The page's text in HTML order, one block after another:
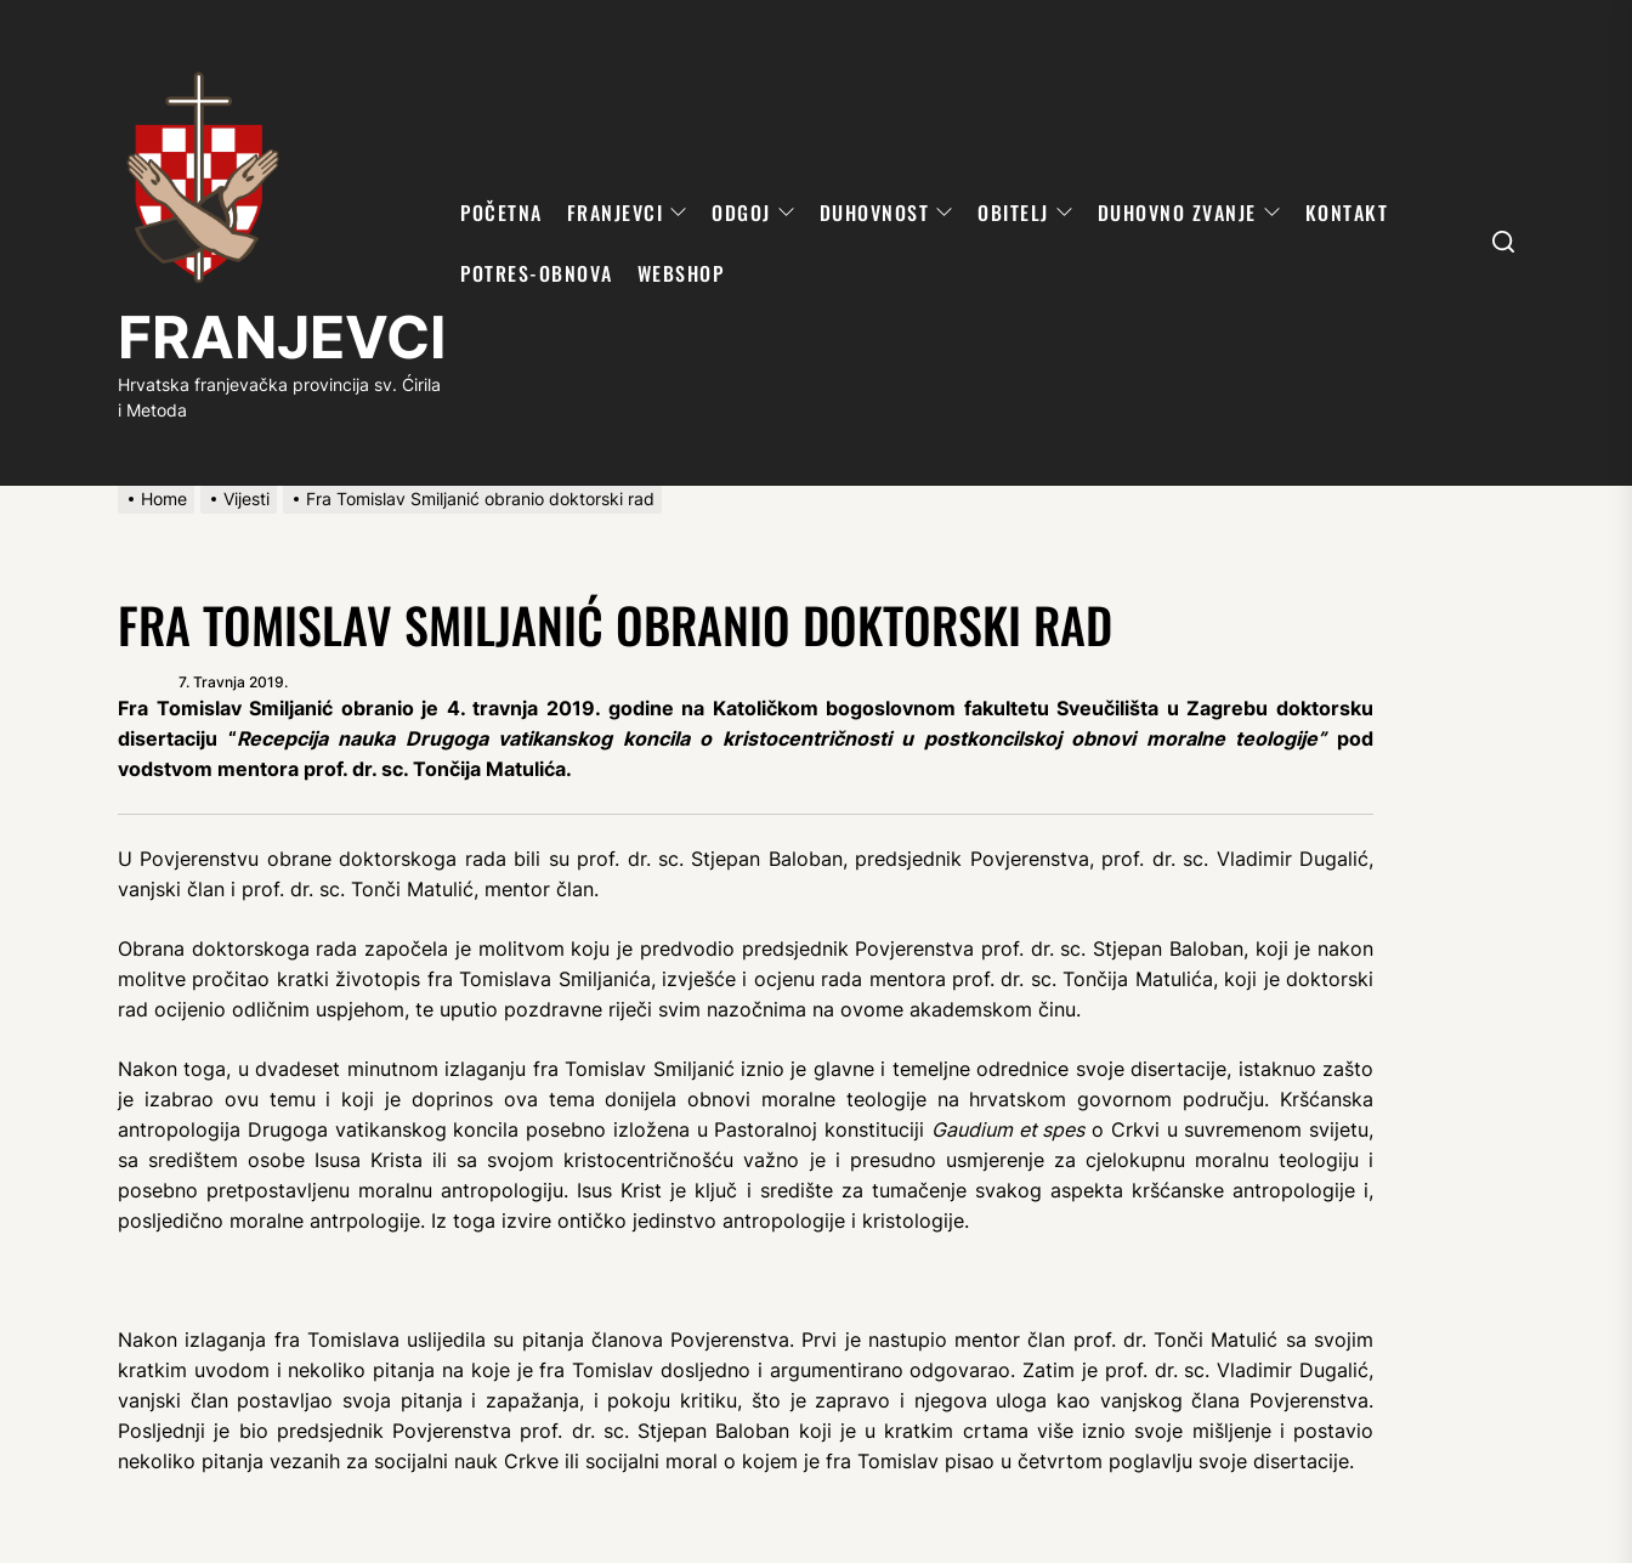
FRANJEVCI
Hrvatska franjevačka provincija sv. Ćirila
i Metoda
POČETNA FRANJEVCI ODGOJ DUHOVNOST OBITELJ DUHOVNO ZVANJE KONTAKT
POTRES-OBNOVA WEBSHOP
Search
Home Vijesti Fra Tomislav Smiljanić obranio doktorski rad
FRA TOMISLAV SMILJANIĆ OBRANIO DOKTORSKI RAD
7. Travnja 2019.
Fra Tomislav Smiljanić obranio je 4. travnja 2019. godine na Katoličkom bogoslovnom fakultetu Sveučilišta u Zagrebu doktorsku
disertaciju “Recepcija nauka Drugoga vatikanskog koncila o kristocentričnosti u postkoncilskoj obnovi moralne teologije” pod
vodstvom mentora prof. dr. sc. Tončija Matulića.
U Povjerenstvu obrane doktorskoga rada bili su prof. dr. sc. Stjepan Baloban, predsjednik Povjerenstva, prof. dr. sc. Vladimir Dugalić,
vanjski član i prof. dr. sc. Tonči Matulić, mentor član.
Obrana doktorskoga rada započela je molitvom koju je predvodio predsjednik Povjerenstva prof. dr. sc. Stjepan Baloban, koji je nakon
molitve pročitao kratki životopis fra Tomislava Smiljanića, izvješće i ocjenu rada mentora prof. dr. sc. Tončija Matulića, koji je doktorski
rad ocijenio odličnim uspjehom, te uputio pozdravne riječi svim nazočnima na ovome akademskom činu.
Nakon toga, u dvadeset minutnom izlaganju fra Tomislav Smiljanić iznio je glavne i temeljne odrednice svoje disertacije, istaknuo zašto
je izabrao ovu temu i koji je doprinos ova tema donijela obnovi moralne teologije na hrvatskom govornom području. Kršćanska
antropologija Drugoga vatikanskog koncila posebno izložena u Pastoralnoj konstituciji Gaudium et speso Crkvi u suvremenom svijetu,
sa središtem osobe Isusa Krista ili sa svojom kristocentričnošću važno je i presudno usmjerenje za cjelokupnu moralnu teologiju i
posebno pretpostavljenu moralnu antropologiju. Isus Krist je ključ i središte za tumačenje svakog aspekta kršćanske antropologije i,
posljedično moralne antrpologije. Iz toga izvire ontičko jedinstvo antropologije i kristologije.
Nakon izlaganja fra Tomislava uslijedila su pitanja članova Povjerenstva. Prvi je nastupio mentor član prof. dr. Tonči Matulić sa svojim
kratkim uvodom i nekoliko pitanja na koje je fra Tomislav dosljedno i argumentirano odgovarao. Zatim je prof. dr. sc. Vladimir Dugalić,
vanjski član postavljao svoja pitanja i zapažanja, i pokoju kritiku, što je zapravo i njegova uloga kao vanjskog člana Povjerenstva.
Posljednji je bio predsjednik Povjerenstva prof. dr. sc. Stjepan Baloban koji je u kratkim crtama više iznio svoje mišljenje i postavio
nekoliko pitanja vezanih za socijalni nauk Crkve ili socijalni moral o kojem je fra Tomislav pisao u četvrtom poglavlju svoje disertacije.